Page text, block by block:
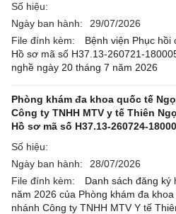
Số hiệu:
Ngày ban hành:
29/07/2026
File đính kèm:
Bệnh viện Phục
Hồ sơ mã số H37.13-260721-
nghề ngày 20 tháng 7 năm 2026
Phòng khám đa khoa quốc tế
Công ty TNHH MTV y tế Thiên
Hồ sơ mã số H37.13-260724-
Số hiệu:
Ngày ban hành:
28/07/2026
File đính kèm:
Danh sách đăng ký
năm 2026 của Phòng khám đa
nhánh Công ty TNHH MTV Y tế